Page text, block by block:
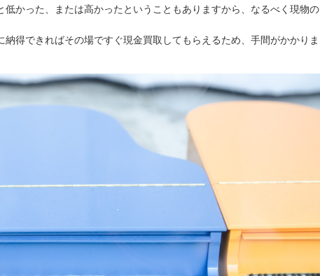
低かった、または高かったということもありますから、なるべく現物の
納得できればその場ですぐ現金買取してもらえるため、手間がかかりま